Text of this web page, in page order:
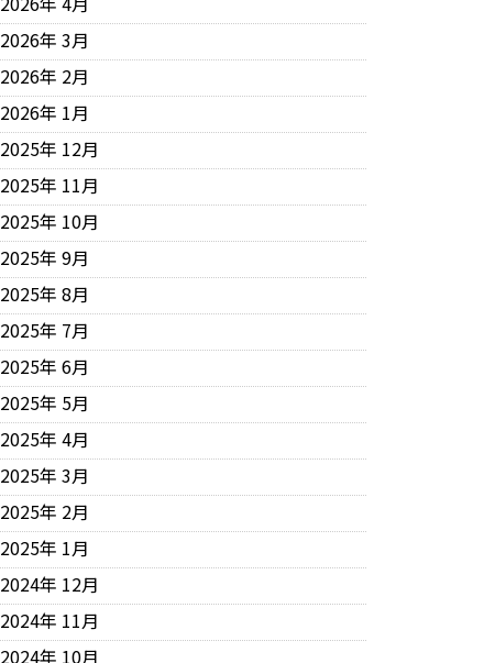
2026年 3月
2026年 2月
2026年 1月
2025年 12月
2025年 11月
2025年 10月
2025年 9月
2025年 8月
2025年 7月
2025年 6月
2025年 5月
2025年 4月
2025年 3月
2025年 2月
2025年 1月
2024年 12月
2024年 11月
2024年 10月